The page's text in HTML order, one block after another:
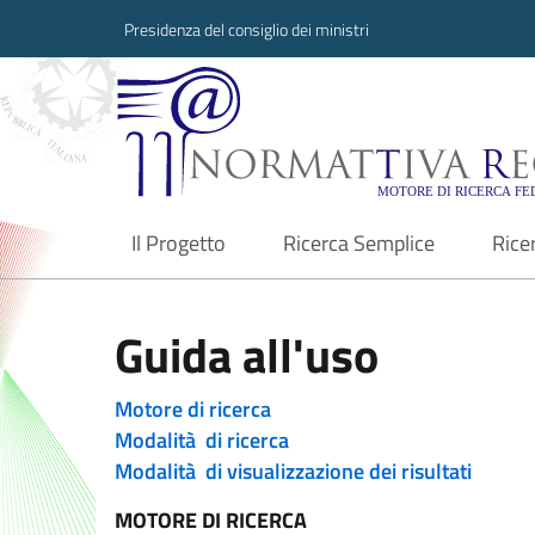
Presidenza del consiglio dei ministri
Normattiva
Il Progetto
current Ricerca Semplice
Guida all'uso
Motore di ricerca
Modalità di ricerca
Modalità di visualizzazione dei risultati
MOTORE DI RICERCA